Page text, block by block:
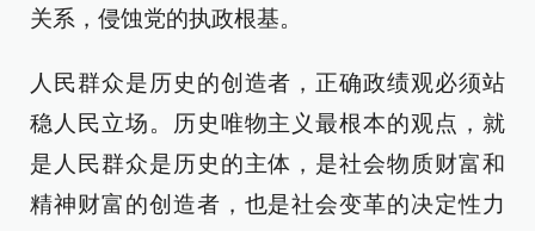
关系，侵蚀党的执政根基。
人民群众是历史的创造者，正确政绩观必须站
稳人民立场。历史唯物主义最根本的观点，就
是人民群众是历史的主体，是社会物质财富和
精神财富的创造者，也是社会变革的决定性力